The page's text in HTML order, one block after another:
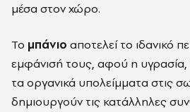
μέσα στον χώρο.
Το μπάνιο αποτελεί το ιδανικό
εμφάνισή τους, αφού η υγρασία,
τα οργανικά υπολείμματα στις
δημιουργούν τις κατάλληλες